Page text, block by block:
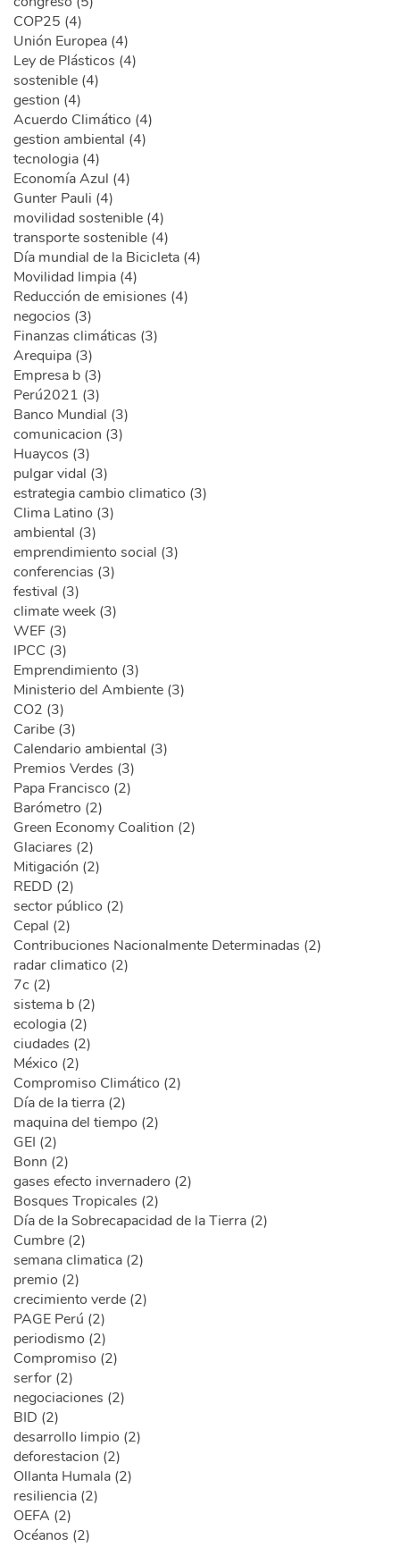
COP25 (4)
Unión Europea (4)
Ley de Plásticos (4)
sostenible (4)
gestion (4)
Acuerdo Climático (4)
gestion ambiental (4)
tecnologia (4)
Economía Azul (4)
Gunter Pauli (4)
movilidad sostenible (4)
transporte sostenible (4)
Día mundial de la Bicicleta (4)
Movilidad limpia (4)
Reducción de emisiones (4)
negocios (3)
Finanzas climáticas (3)
Arequipa (3)
Empresa b (3)
Perú2021 (3)
Banco Mundial (3)
comunicacion (3)
Huaycos (3)
pulgar vidal (3)
estrategia cambio climatico (3)
Clima Latino (3)
ambiental (3)
emprendimiento social (3)
conferencias (3)
festival (3)
climate week (3)
WEF (3)
IPCC (3)
Emprendimiento (3)
Ministerio del Ambiente (3)
CO2 (3)
Caribe (3)
Calendario ambiental (3)
Premios Verdes (3)
Papa Francisco (2)
Barómetro (2)
Green Economy Coalition (2)
Glaciares (2)
Mitigación (2)
REDD (2)
sector público (2)
Cepal (2)
Contribuciones Nacionalmente Determinadas (2)
radar climatico (2)
7c (2)
sistema b (2)
ecologia (2)
ciudades (2)
México (2)
Compromiso Climático (2)
Día de la tierra (2)
maquina del tiempo (2)
GEI (2)
Bonn (2)
gases efecto invernadero (2)
Bosques Tropicales (2)
Día de la Sobrecapacidad de la Tierra (2)
Cumbre (2)
semana climatica (2)
premio (2)
crecimiento verde (2)
PAGE Perú (2)
periodismo (2)
Compromiso (2)
serfor (2)
negociaciones (2)
BID (2)
desarrollo limpio (2)
deforestacion (2)
Ollanta Humala (2)
resiliencia (2)
OEFA (2)
Océanos (2)